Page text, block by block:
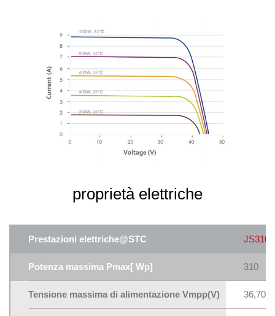
proprietà elettriche
Prestazioni elettriche@STC JS310P
Potenza massima Pmax[ Wp] 310
Tensione massima di alimentazione Vmpp(V) 36,70